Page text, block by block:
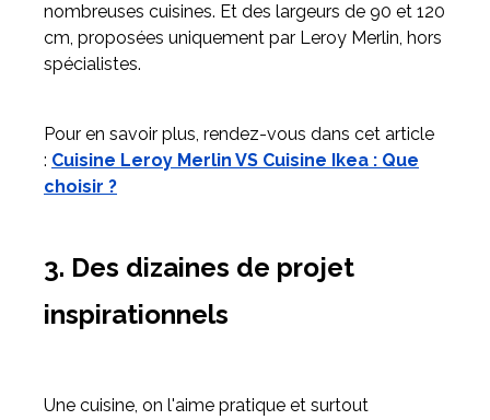
nombreuses cuisines. Et des largeurs de 90 et 120
cm, proposées uniquement par Leroy Merlin, hors
spécialistes.
Pour en savoir plus, rendez-vous dans cet article
: Cuisine Leroy Merlin VS Cuisine Ikea : Que
choisir ?
3. Des dizaines de projet
inspirationnels
Une cuisine, on l'aime pratique et surtout